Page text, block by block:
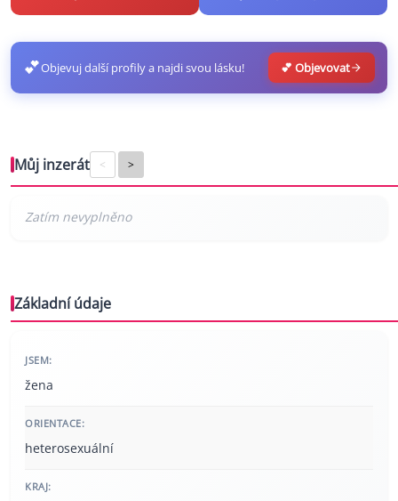
💕Objevuj další profily a najdi svou lásku! 💕 Objevovat
Můj inzerát < >
Základní údaje
JSEM:
žena
ORIENTACE:
heterosexuální
KRAJ: